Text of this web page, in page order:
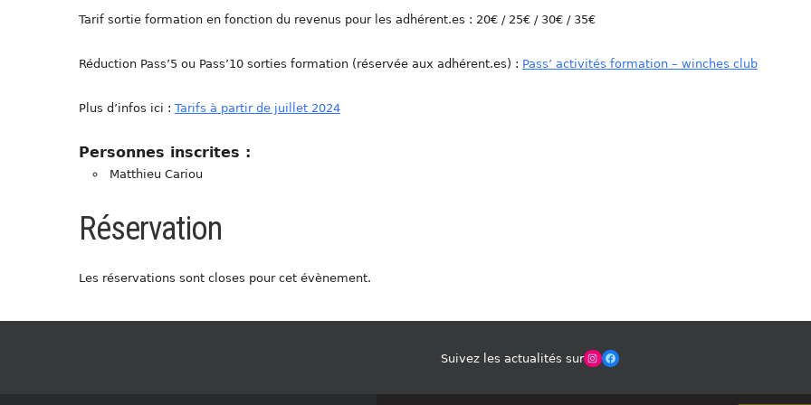
Tarif sortie formation en fonction du revenus pour les adhérent.es : 20€ / 25€ / 30€ / 35€
Réduction Pass’5 ou Pass’10 sorties formation (réservée aux adhérent.es) : Pass’ activités formation – winches club
Plus d’infos ici : Tarifs à partir de juillet 2024
Personnes inscrites :
Matthieu Cariou
Réservation
Les réservations sont closes pour cet évènement.
Suivez les actualités surWinches Club OfficielFacebook